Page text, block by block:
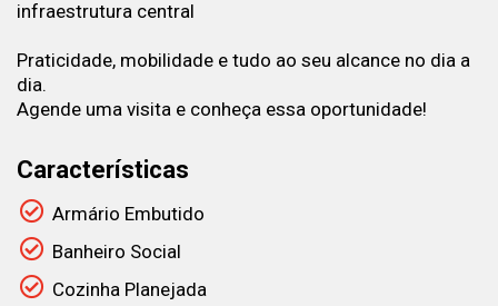
infraestrutura central
Praticidade, mobilidade e tudo ao seu alcance no dia a
dia.
Agende uma visita e conheça essa oportunidade!
Características
Armário Embutido
Banheiro Social
Cozinha Planejada